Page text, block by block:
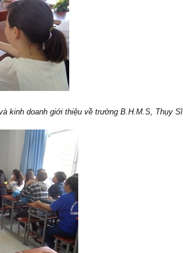
kinh doanh giới thiệu về trường B.H.M.S, Thụy Sĩ